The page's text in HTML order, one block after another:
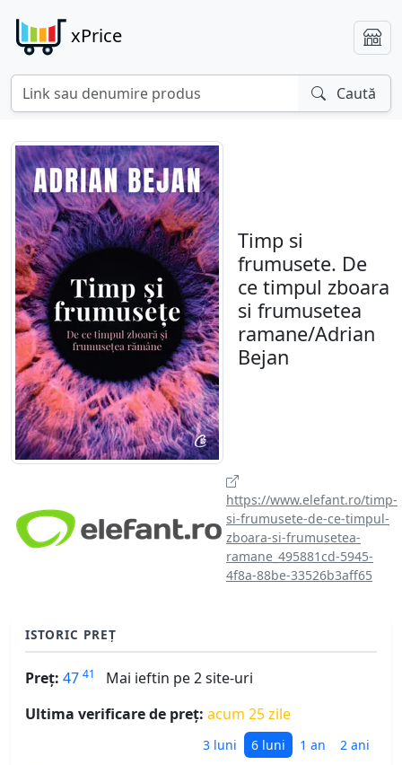
xPrice
Caută
Timp si
frumusete. De
ce timpul zboara
si frumusetea
ramane/Adrian
Bejan
https://www.elefant.ro/timp-
si-frumusete-de-ce-timpul-
zboara-si-frumusetea-
ramane_495881cd-5945-
4f8a-88be-33526b3aff65
ISTORIC PREȚ
Preț: 47 41
Mai ieftin pe 2 site-uri
Ultima verificare de preț: acum 25 zile
3 luni 6 luni 1 an 2 ani